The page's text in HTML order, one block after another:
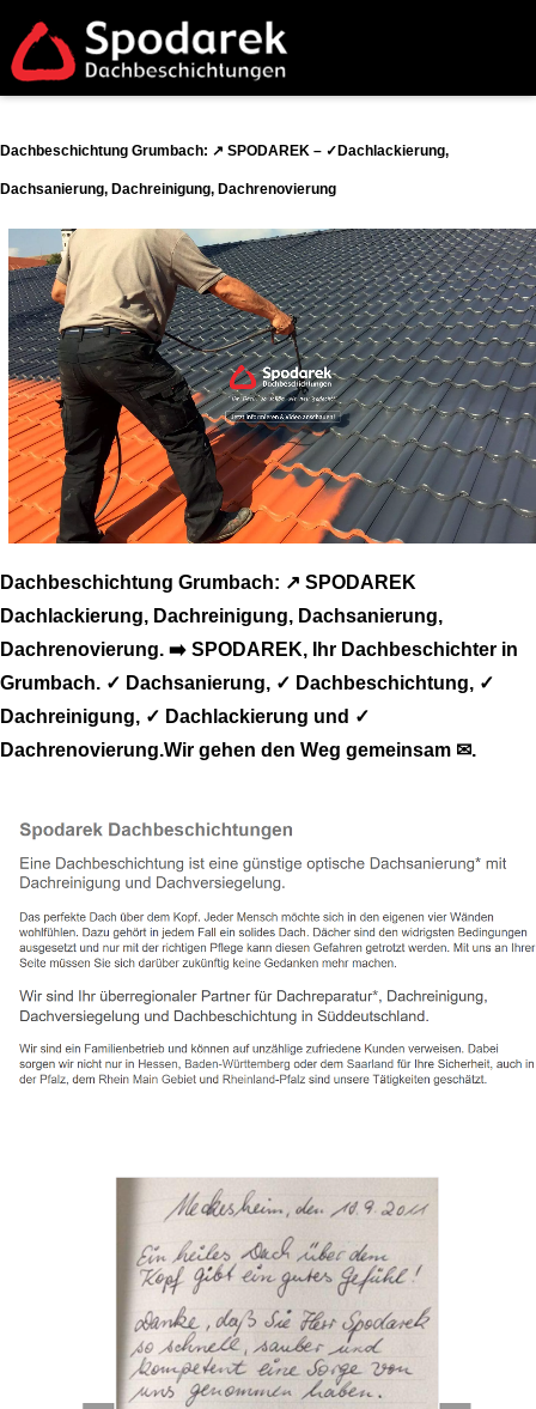
Dachbeschichtung Grumbach: ↗️ SPODAREK – ✓Dachlackierung,
Dachsanierung, Dachreinigung, Dachrenovierung
Dachbeschichtung Grumbach: ↗️ SPODAREK
Dachlackierung, Dachreinigung, Dachsanierung,
Dachrenovierung. ➡️ SPODAREK, Ihr Dachbeschichter in
Grumbach. ✓ Dachsanierung, ✓ Dachbeschichtung, ✓
Dachreinigung, ✓ Dachlackierung und ✓
Dachrenovierung.Wir gehen den Weg gemeinsam ✉.